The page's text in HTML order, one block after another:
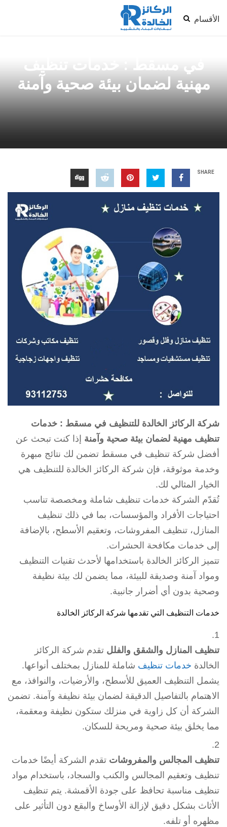
الأقسام
مهنية لضمان بيئة صحية وآمنة
SHARE
شركة الركائز الخالدة للتنظيف في مسقط : خدمات
تنظيف مهنية لضمان بيئة صحية وآمنة إذا كنت تبحث عن
أفضل شركة تنظيف في مسقط تضمن لك نتائج مبهرة
وخدمة موثوقة، فإن شركة الركائز الخالدة للتنظيف هي
الخيار المثالي لك.
تُقدّم الشركة خدمات تنظيف شاملة ومخصصة تناسب
احتياجات الأفراد والمؤسسات، بما في ذلك تنظيف
المنازل، تنظيف المفروشات، وتعقيم الأسطح، بالإضافة
إلى خدمات مكافحة الحشرات.
تتميز الركائز الخالدة باستخدامها لأحدث تقنيات التنظيف
ومواد آمنة وصديقة للبيئة، مما يضمن لك بيئة نظيفة
وصحية بدون أي أضرار جانبية.
خدمات التنظيف التي تقدمها شركة الركائز الخالدة
تنظيف المنازل والشقق والفلل تقدم شركة الركائز
الخالدة خدمات تنظيف شاملة للمنازل بمختلف أنواعها.
يشمل التنظيف العميق للأسطح، والأرضيات، والنوافذ، مع
الاهتمام بالتفاصيل الدقيقة لضمان بيئة نظيفة وآمنة. تضمن
الشركة أن كل زاوية في منزلك ستكون نظيفة ومعقمة،
مما يخلق بيئة صحية ومريحة للسكان.
تنظيف المجالس والمفروشات تقدم الشركة أيضًا خدمات
تنظيف وتعقيم المجالس والكنب والسجاد، باستخدام مواد
تنظيف مناسبة تحافظ على جودة الأقمشة. يتم تنظيف
الأثاث بشكل دقيق لإزالة الأوساخ والبقع دون التأثير على
مظهره أو تلفه.